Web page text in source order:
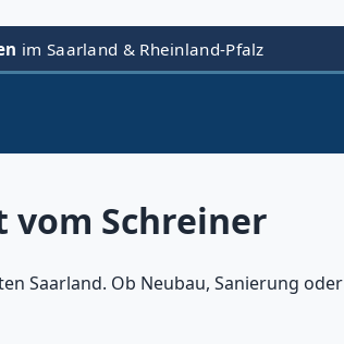
im Saarland & Rheinland-Pfalz
Schreiner
Saarland. Ob Neubau, Sanierung oder